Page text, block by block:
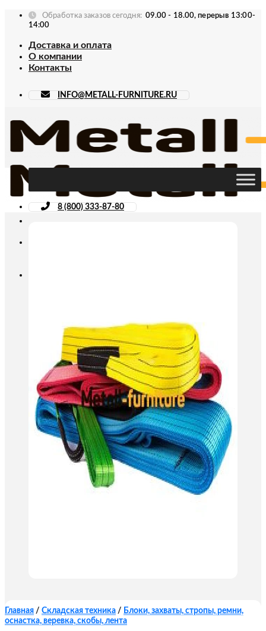
Skip
Обработка заказов сегодня: 09.00 - 18.00, перерыв 13:00-
14:00
Доставка и оплата
О компании
Контакты
INFO@METALL-FURNITURE.RU
8 (800) 333-87-80
Главная / Складская техника / Блоки, захваты, стропы, ремни,
оснастка, веревка, скобы, лента